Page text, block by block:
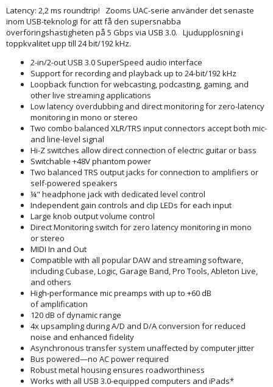
Latency: 2,2 ms roundtrip! Zooms UAC-serie använder det senaste
inom USB-teknologi för att få den supersnabba
överföringshastigheten på 5 Gbps via USB 3.0. Ljudupplösning i
toppkvalitet upp till 24 bit/192 kHz.
2-in/2-out USB 3.0 SuperSpeed audio interface
Support for recording and playback up to 24-bit/192 kHz
Loopback function for webcasting, podcasting, gaming, and
other live streaming applications
Low latency overdubbing and direct monitoring for zero-latency
monitoring in mono or stereo
Two combo balanced XLR/TRS input connectors accept both mic-
and line-level signal
Hi-Z switches allow direct connection of electric guitar or bass
Switchable +48V phantom power
Two balanced TRS output jacks for connection to amplifiers or
self-powered speakers
¼" headphone jack with dedicated level control
Independent gain controls and clip LEDs for each input
Large knob output volume control
Direct Monitoring switch for zero latency monitoring in mono
or stereo
MIDI In and Out
Compatible with all popular DAW and streaming software,
including Cubase, Logic, Garage Band, Pro Tools, Ableton Live,
and others
High-performance mic preamps with up to +60 dB
of amplification
120 dB of dynamic range
4x upsampling during A/D and D/A conversion for reduced
noise and enhanced fidelity
Asynchronous transfer system unaffected by computer jitter
Bus powered—no AC power required
Robust metal housing ensures roadworthiness
Works with all USB 3.0-equipped computers and iPads*